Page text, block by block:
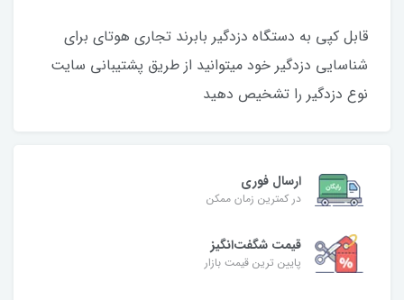
قابل کپی به دستگاه دزدگیر بابرند تجاری هوتای برای
شناسایی دزدگیر خود میتوانید از طریق پشتیبانی سایت
نوع دزدگیر را تشخیص دهید
ارسال فوری
در کمترین زمان ممکن
قیمت شگفت‌انگیز
پایین ترین قیمت بازار